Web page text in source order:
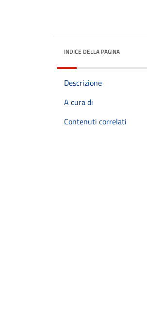
INDICE DELLA PAGINA
Descrizione
A cura di
Contenuti correlati